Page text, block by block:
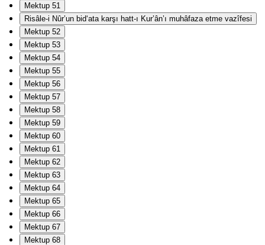
Mektup 51
Risâle-i Nûr’un bid‘ata karşı hatt-ı Kur’ân’ı muhâfaza etme vazîfesi
Mektup 52
Mektup 53
Mektup 54
Mektup 55
Mektup 56
Mektup 57
Mektup 58
Mektup 59
Mektup 60
Mektup 61
Mektup 62
Mektup 63
Mektup 64
Mektup 65
Mektup 66
Mektup 67
Mektup 68